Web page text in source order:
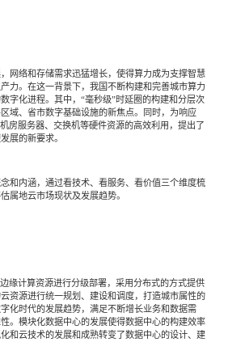
网络和存储需求迅猛增长，使得算力成为支撑智慧
力。在这一背景下，我国不断构建和完善城市算力
字化进程。其中， “毫秒级”时延圈的构建和分层次
域、省市数字基础设施的新焦点。同时，为响应
房服务器、交换机等硬件资源的高效利用，提出了
展的新要求。
和内涵，通过看技术、看服务、看价值三个维度梳
属地云市场现状及发展趋势。
缘计算资源进行分级部署，采用分布式的方式提供
资源进行统一规划、建设和调度，打造城市属性的
化时代的发展趋势，满足不断增长业务和数据需
。模块化数据中心的发展使得数据中心的构建效率
和云技术的发展和成熟转变了数据中心的设计、建